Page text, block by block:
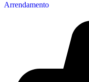
Arrendamento